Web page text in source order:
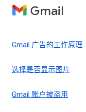
Gmail
Gmail 广告的工作原理
选择是否显示图片
Gmail 账户被盗用